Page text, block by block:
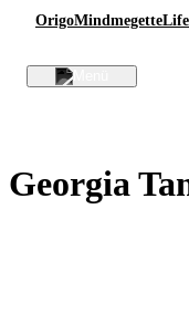
OrigoMindmegetteLife
Georgia